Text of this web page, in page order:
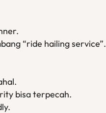
“ride hailing service”.
bisa terpecah.